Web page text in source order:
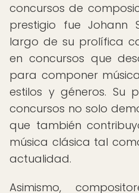
concursos de
prestigio fue Johann
largo de su prolífica
en concursos que
para componer
estilos y géneros. Su
concursos no solo
que también
música clásica tal
actualidad.
Asimismo,